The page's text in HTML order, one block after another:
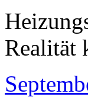
Realität